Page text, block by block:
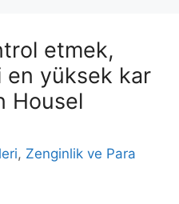
etmek,
en yüksek kar
Housel
, Zenginlik ve Para